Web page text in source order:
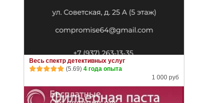
Весь спектр детективных услуг
(5.69) 4 года опыта
1 000 руб